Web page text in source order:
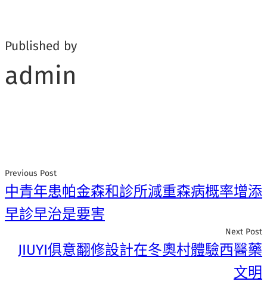
Published by
admin
Previous Post
中青年患帕金森和診所減重森病概率增添
早診早治是要害
Next Post
JIUYI俱意翻修設計在冬奧村體驗西醫藥
文明